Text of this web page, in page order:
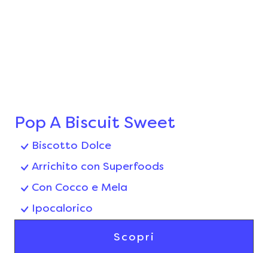
Pop A Biscuit Sweet
Biscotto Dolce
Arrichito con Superfoods
Con Cocco e Mela
Ipocalorico
Scopri